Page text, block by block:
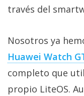
temas
Sorteos
Foros
través del
Nosotros ya
Huawei Watch
completo que
propio LiteOS.